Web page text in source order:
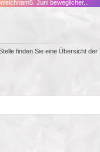
Juni beweglicher...
finden Sie eine Übersicht der